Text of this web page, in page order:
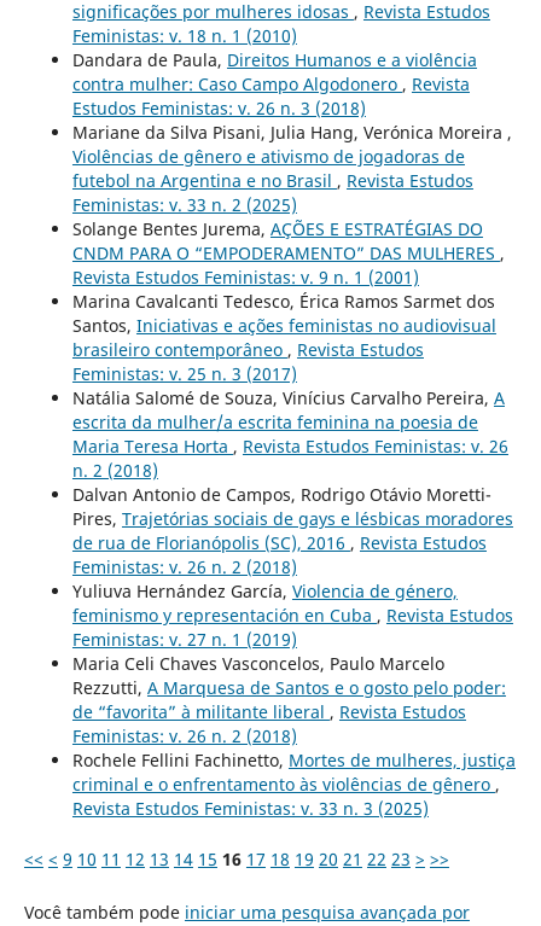
significações por mulheres idosas , Revista Estudos
Feministas: v. 18 n. 1 (2010)
Dandara de Paula, Direitos Humanos e a violência
contra mulher: Caso Campo Algodonero , Revista
Estudos Feministas: v. 26 n. 3 (2018)
Mariane da Silva Pisani, Julia Hang, Verónica Moreira ,
Violências de gênero e ativismo de jogadoras de
futebol na Argentina e no Brasil , Revista Estudos
Feministas: v. 33 n. 2 (2025)
Solange Bentes Jurema, AÇÕES E ESTRATÉGIAS DO
CNDM PARA O “EMPODERAMENTO” DAS MULHERES ,
Revista Estudos Feministas: v. 9 n. 1 (2001)
Marina Cavalcanti Tedesco, Érica Ramos Sarmet dos
Santos, Iniciativas e ações feministas no audiovisual
brasileiro contemporâneo , Revista Estudos
Feministas: v. 25 n. 3 (2017)
Natália Salomé de Souza, Vinícius Carvalho Pereira, A
escrita da mulher/a escrita feminina na poesia de
Maria Teresa Horta , Revista Estudos Feministas: v. 26
n. 2 (2018)
Dalvan Antonio de Campos, Rodrigo Otávio Moretti-
Pires, Trajetórias sociais de gays e lésbicas moradores
de rua de Florianópolis (SC), 2016 , Revista Estudos
Feministas: v. 26 n. 2 (2018)
Yuliuva Hernández García, Violencia de género,
feminismo y representación en Cuba , Revista Estudos
Feministas: v. 27 n. 1 (2019)
Maria Celi Chaves Vasconcelos, Paulo Marcelo
Rezzutti, A Marquesa de Santos e o gosto pelo poder:
de “favorita” à militante liberal , Revista Estudos
Feministas: v. 26 n. 2 (2018)
Rochele Fellini Fachinetto, Mortes de mulheres, justiça
criminal e o enfrentamento às violências de gênero ,
Revista Estudos Feministas: v. 33 n. 3 (2025)
<< < 9 10 11 12 13 14 15 16 17 18 19 20 21 22 23 > >>
Você também pode iniciar uma pesquisa avançada por